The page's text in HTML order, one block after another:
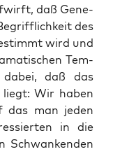
daß Gene­
des
wird und
Tem­
daß das
Wir haben
das man jeden
in die
Schwan­ken­den